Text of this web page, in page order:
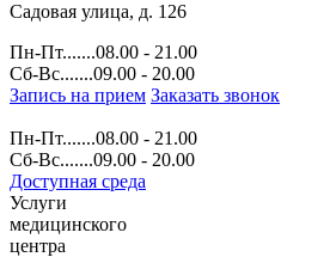
Садовая улица, д. 126
Пн-Пт.......08.00 - 21.00
Сб-Вс.......09.00 - 20.00
Запись на прием Заказать звонок
Пн-Пт.......08.00 - 21.00
Сб-Вс.......09.00 - 20.00
Доступная среда
Услуги
медицинского
центра